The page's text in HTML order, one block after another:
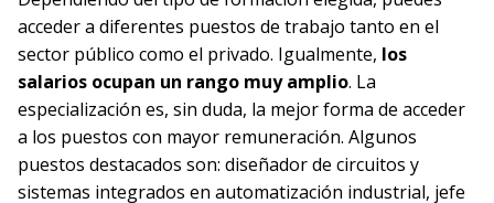
acceder a diferentes puestos de trabajo tanto en el
sector público como el privado. Igualmente, los
salarios ocupan un rango muy amplio. La
especialización es, sin duda, la mejor forma de acceder
a los puestos con mayor remuneración. Algunos
puestos destacados son: diseñador de circuitos y
sistemas integrados en automatización industrial, jefe